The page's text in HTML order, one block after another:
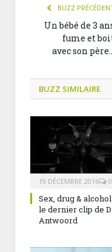
BUZZ
Un bébé de 3
fume et
avec son
BUZZ SIMILAIRE
19 DÉCEMBRE 2016 0
Sex, drug &
le dernier clip de
Antwoord